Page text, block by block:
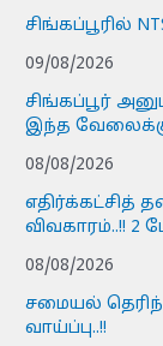
சிங்கப்பூரில்
09/08/2026
சிங்கப்பூர்
இந்த
08/08/2026
எதிர்க்கட்சித்
விவகாரம்..!! 2
08/08/2026
சமையல்
வாய்ப்பு..!!